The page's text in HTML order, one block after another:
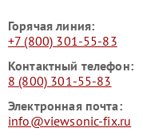
Горячая линия:
+7 (800) 301-55-83
Контактный телефон:
8 (800) 301-55-83
Электронная почта:
info@viewsonic-fix.ru